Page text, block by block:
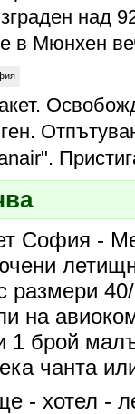
над
в Мюнхен
София -
размери
на
1 брой
чанта
- хотел -